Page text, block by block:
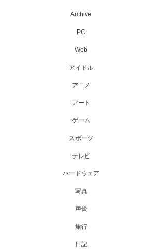
Archive
PC
Web
アイドル
アニメ
アート
ゲーム
スポーツ
テレビ
ハードウェア
写真
声優
旅行
日記